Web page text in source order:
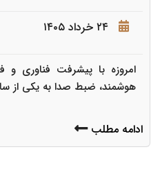
۲۴ خرداد ۱۴۰۵
امروزه با پیشرفت فناوری و
هوشمند، ضبط صدا به یکی از سا
ادامه مطلب